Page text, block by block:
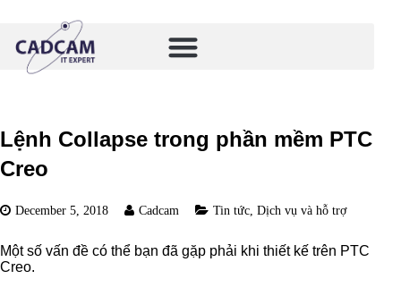
Lệnh Collapse trong phần mềm PTC
Creo
December 5, 2018 Cadcam Tin tức, Dịch vụ và hỗ trợ
Một số vấn đề có thể bạn đã gặp phải khi thiết kế trên PTC
Creo.